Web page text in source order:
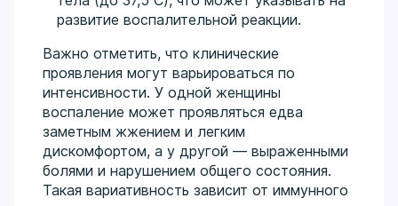
развитие воспалительной реакции.
Важно отметить, что клинические
проявления могут варьироваться по
интенсивности. У одной женщины
воспаление может проявляться едва
заметным жжением и легким
дискомфортом, а у другой — выраженными
болями и нарушением общего состояния.
Такая вариативность зависит от иммунного